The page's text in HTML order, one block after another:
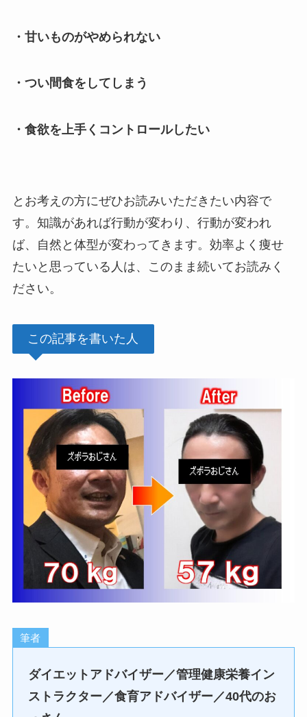
・甘いものがやめられない
・つい間食をしてしまう
・食欲を上手くコントロールしたい
とお考えの方にぜひお読みいただきたい内容で
す。知識があれば行動が変わり、行動が変われ
ば、自然と体型が変わってきます。効率よく痩せ
たいと思っている人は、このまま続いてお読みく
ださい。
この記事を書いた人
筆者
ダイエットアドバイザー／管理健康栄養イン
ストラクター／食育アドバイザー／40代のお